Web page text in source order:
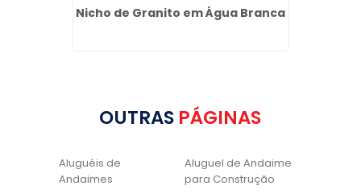
Nicho de Granito em Água Branca
OUTRAS PÁGINAS
Aluguéis de
Andaimes
Aluguel de Andaime
para Construção